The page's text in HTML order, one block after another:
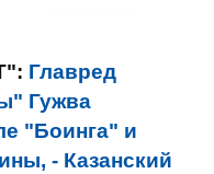
Главред
Гужва
"Боинга" и
- Казанский